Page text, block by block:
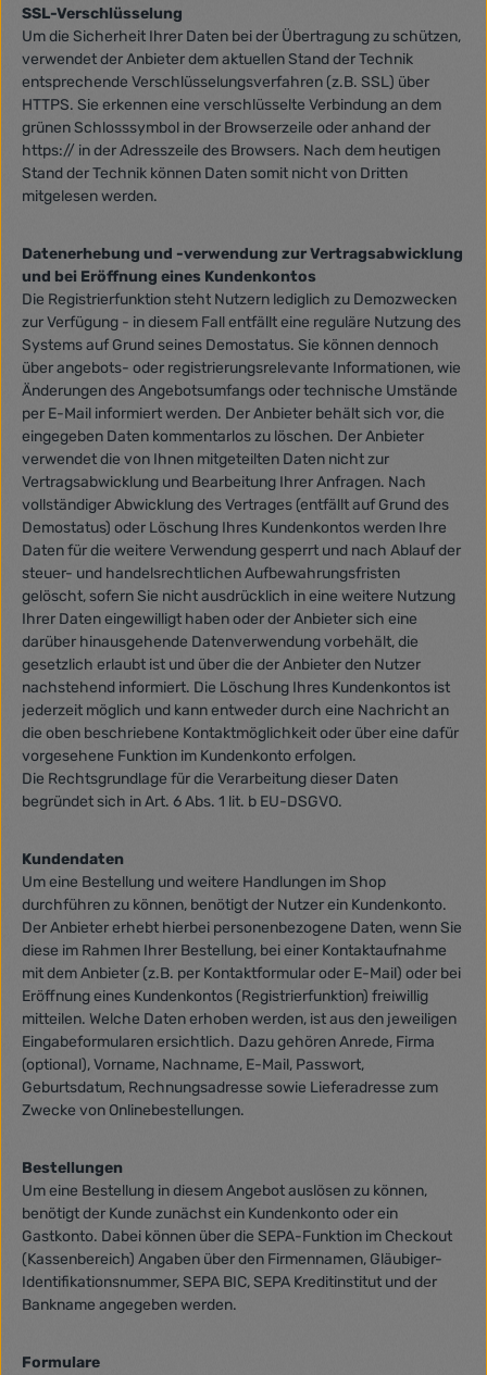
SSL-Verschlüsselung
Um die Sicherheit Ihrer Daten bei der Übertragung zu schützen,
verwendet der Anbieter dem aktuellen Stand der Technik
entsprechende Verschlüsselungsverfahren (z.B. SSL) über
HTTPS. Sie erkennen eine verschlüsselte Verbindung an dem
grünen Schlosssymbol in der Browserzeile oder anhand der
https:// in der Adresszeile des Browsers. Nach dem heutigen
Stand der Technik können Daten somit nicht von Dritten
mitgelesen werden.
Datenerhebung und -verwendung zur Vertragsabwicklung
und bei Eröffnung eines Kundenkontos
Die Registrierfunktion steht Nutzern lediglich zu Demozwecken
zur Verfügung - in diesem Fall entfällt eine reguläre Nutzung des
Systems auf Grund seines Demostatus. Sie können dennoch
über angebots- oder registrierungsrelevante Informationen, wie
Änderungen des Angebotsumfangs oder technische Umstände
per E-Mail informiert werden. Der Anbieter behält sich vor, die
eingegeben Daten kommentarlos zu löschen. Der Anbieter
verwendet die von Ihnen mitgeteilten Daten nicht zur
Vertragsabwicklung und Bearbeitung Ihrer Anfragen. Nach
vollständiger Abwicklung des Vertrages (entfällt auf Grund des
Demostatus) oder Löschung Ihres Kundenkontos werden Ihre
Daten für die weitere Verwendung gesperrt und nach Ablauf der
steuer- und handelsrechtlichen Aufbewahrungsfristen
gelöscht, sofern Sie nicht ausdrücklich in eine weitere Nutzung
Ihrer Daten eingewilligt haben oder der Anbieter sich eine
darüber hinausgehende Datenverwendung vorbehält, die
gesetzlich erlaubt ist und über die der Anbieter den Nutzer
nachstehend informiert. Die Löschung Ihres Kundenkontos ist
jederzeit möglich und kann entweder durch eine Nachricht an
die oben beschriebene Kontaktmöglichkeit oder über eine dafür
vorgesehene Funktion im Kundenkonto erfolgen.
Die Rechtsgrundlage für die Verarbeitung dieser Daten
begründet sich in Art. 6 Abs. 1 lit. b EU-DSGVO.
Kundendaten
Um eine Bestellung und weitere Handlungen im Shop
durchführen zu können, benötigt der Nutzer ein Kundenkonto.
Der Anbieter erhebt hierbei personenbezogene Daten, wenn Sie
diese im Rahmen Ihrer Bestellung, bei einer Kontaktaufnahme
mit dem Anbieter (z.B. per Kontaktformular oder E-Mail) oder bei
Eröffnung eines Kundenkontos (Registrierfunktion) freiwillig
mitteilen. Welche Daten erhoben werden, ist aus den jeweiligen
Eingabeformularen ersichtlich. Dazu gehören Anrede, Firma
(optional), Vorname, Nachname, E-Mail, Passwort,
Geburtsdatum, Rechnungsadresse sowie Lieferadresse zum
Zwecke von Onlinebestellungen.
Bestellungen
Um eine Bestellung in diesem Angebot auslösen zu können,
benötigt der Kunde zunächst ein Kundenkonto oder ein
Gastkonto. Dabei können über die SEPA-Funktion im Checkout
(Kassenbereich) Angaben über den Firmennamen, Gläubiger-
Identifikationsnummer, SEPA BIC, SEPA Kreditinstitut und der
Bankname angegeben werden.
Formulare